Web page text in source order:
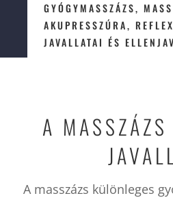
GYÓGYMASSZÁZS,
AKUPRESSZÚRA,
JAVALLATAI ÉS
A
A masszázs különleges